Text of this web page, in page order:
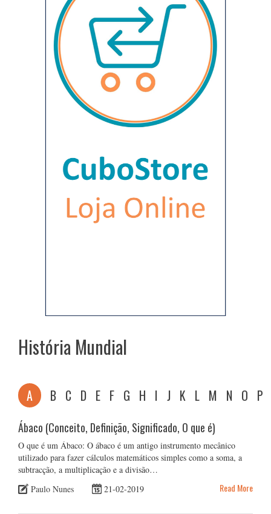
História Mundial
A B C D E F G H I J K L M N O P
Ábaco (Conceito, Definição, Significado, O que é)
O que é um Ábaco: O ábaco é um antigo instrumento mecânico
utilizado para fazer cálculos matemáticos simples como a soma, a
subtracção, a multiplicação e a divisão…
Paulo Nunes
21-02-2019 Read More